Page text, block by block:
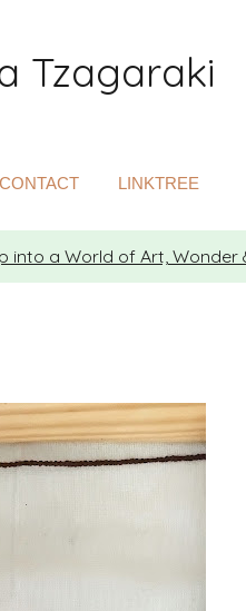
Tzagaraki
CONTACT LINKTREE
into a World of Art, Wonder